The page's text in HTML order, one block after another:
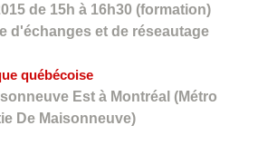
de 15h à 16h30 (formation)
d'échanges et de réseautage
québécoise
Est à Montréal (Métro
De Maisonneuve)